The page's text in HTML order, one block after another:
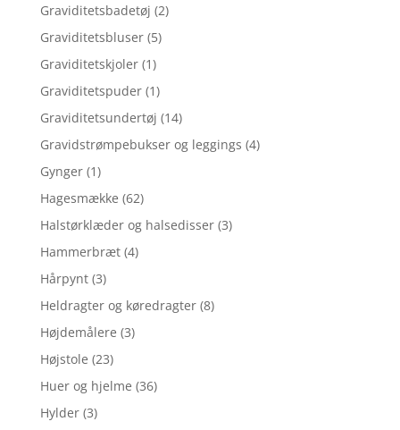
Graviditetsbadetøj (2)
Graviditetsbluser (5)
Graviditetskjoler (1)
Graviditetspuder (1)
Graviditetsundertøj (14)
Gravidstrømpebukser og leggings (4)
Gynger (1)
Hagesmække (62)
Halstørklæder og halsedisser (3)
Hammerbræt (4)
Hårpynt (3)
Heldragter og køredragter (8)
Højdemålere (3)
Højstole (23)
Huer og hjelme (36)
Hylder (3)